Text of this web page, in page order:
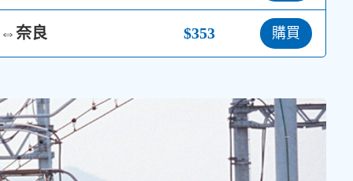
⇔奈良 $353 購買